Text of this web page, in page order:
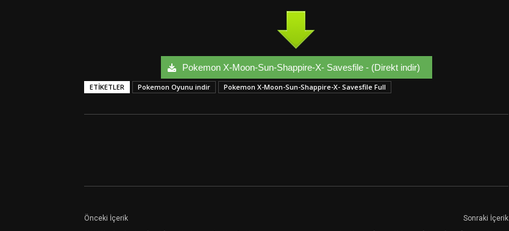
Pokemon X-Moon-Sun-Shappire-X- Savesfile - (Direkt indir)
ETIKETLER Pokemon Oyunu indir Pokemon X-Moon-Sun-Shappire-X- Savesfile Full
Önceki İçerik Sonraki İçerik